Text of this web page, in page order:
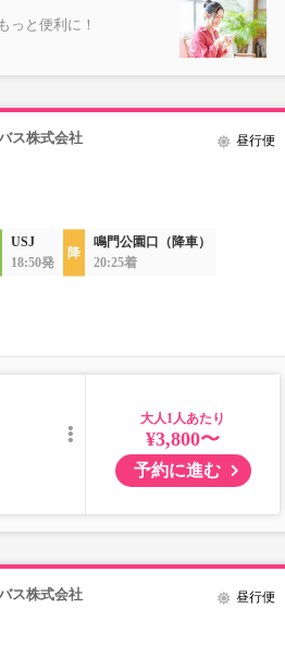
っと便利に！
ス株式会社 昼行便
USJ
18:50発
鳴門公園口（降車）
20:25着
大人
¥3,800〜
予約に進む
ス株式会社 昼行便